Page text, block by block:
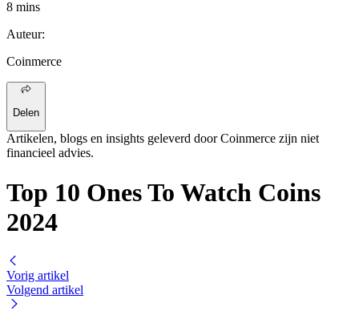
8 mins
Auteur:
Coinmerce
Delen
Artikelen, blogs en insights geleverd door Coinmerce zijn niet
financieel advies.
Top 10 Ones To Watch Coins
2024
Vorig artikel
Volgend artikel